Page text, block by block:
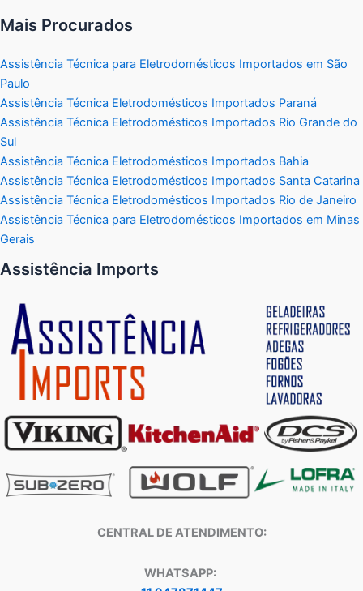
Mais Procurados
Assistência Técnica para Eletrodomésticos Importados em São
Paulo
Assistência Técnica Eletrodomésticos Importados Paraná
Assistência Técnica Eletrodomésticos Importados Rio Grande do
Sul
Assistência Técnica Eletrodomésticos Importados Bahia
Assistência Técnica Eletrodomésticos Importados Santa Catarina
Assistência Técnica Eletrodomésticos Importados Rio de Janeiro
Assistência Técnica para Eletrodomésticos Importados em Minas
Gerais
Assistência Imports
CENTRAL DE ATENDIMENTO:
WHATSAPP: